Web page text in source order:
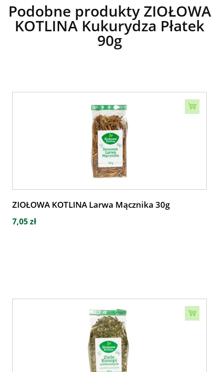
Podobne produkty ZIOŁOWA
KOTLINA Kukurydza Płatek
90g
ZIOŁOWA KOTLINA Larwa Mącznika 30g
7,05 zł